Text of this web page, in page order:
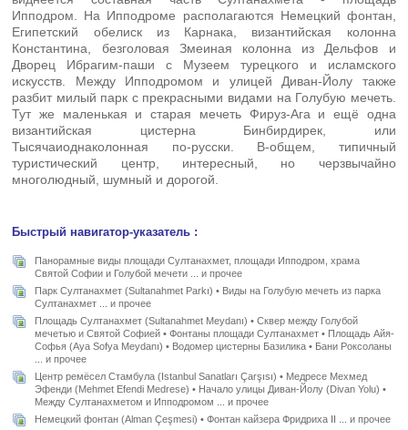
Ипподром. На Ипподроме располагаются Немецкий фонтан,
Египетский обелиск из Карнака, византийская колонна
Константина, безголовая Змеиная колонна из Дельфов и
Дворец Ибрагим-паши с Музеем турецкого и исламского
искусств. Между Ипподромом и улицей Диван-Йолу также
разбит милый парк с прекрасными видами на Голубую мечеть.
Тут же маленькая и старая мечеть Фируз-Ага и ещё одна
византийская цистерна Бинбирдирек, или
Тысячаиоднаколонная по-русски. В-общем, типичный
туристический центр, интересный, но черзвычайно
многолюдный, шумный и дорогой.
Быстрый навигатор-указатель :
Панорамные виды площади Султанахмет, площади Ипподром, храма
Святой Софии и Голубой мечети ... и прочее
Парк Султанахмет (Sultanahmet Parkı) • Виды на Голубую мечеть из парка
Султанахмет ... и прочее
Площадь Султанахмет (Sultanahmet Meydanı) • Сквер между Голубой
мечетью и Святой Софией • Фонтаны площади Султанахмет • Площадь Айя-
Софья (Aya Sofya Meydanı) • Водомер цистерны Базилика • Бани Роксоланы
... и прочее
Центр ремёсел Стамбула (Istanbul Sanatları Çarşısı) • Медресе Мехмед
Эфенди (Mehmet Efendi Medrese) • Начало улицы Диван-Йолу (Divan Yolu) •
Между Султанахметом и Ипподромом ... и прочее
Немецкий фонтан (Alman Çeşmesi) • Фонтан кайзера Фридриха II ... и прочее